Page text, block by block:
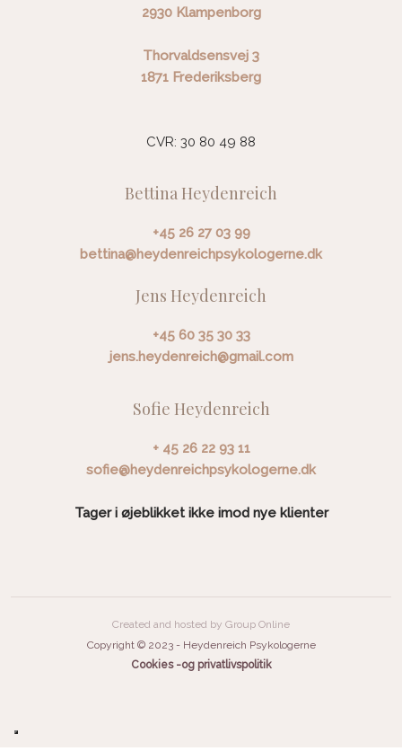
​2930 Klampenborg
Thorvaldsensvej 3
​1871 Frederiksberg
CVR: 30 80 49 88
Bettina Heydenreich
+45 26 27 03 99
bettina@heydenreichpsykologerne.dk
Jens Heydenreich
+45 60 35 30 33
jens.heydenreich@gmail.com
Sofie Heydenreich
+ 45 26 22 93 11
sofie@heydenreichpsykologerne.dk
Tager i øjeblikket ikke imod nye klienter​
Created and hosted by Group Online
​Copyright © 2023 - Heydenreich Psykologerne
Cookies -og privatlivspolitik